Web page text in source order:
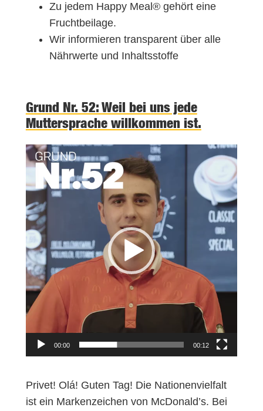
Zu jedem Happy Meal® gehört eine
Fruchtbeilage.
Wir informieren transparent über alle
Nährwerte und Inhaltsstoffe
Grund Nr. 52: Weil bei uns jede
Muttersprache willkommen ist.
V
i
d
e
o
-
P
l
a
e
r
00:00 00:12
Privet! Olá! Guten Tag! Die Nationenvielfalt
ist ein Markenzeichen von McDonald’s. Bei